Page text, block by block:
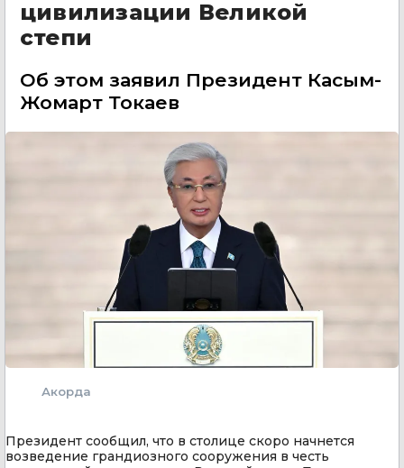
цивилизации Великой
степи
Об этом заявил Президент Касым-
Жомарт Токаев
Акорда
Президент сообщил, что в столице скоро начнется
возведение грандиозного сооружения в честь